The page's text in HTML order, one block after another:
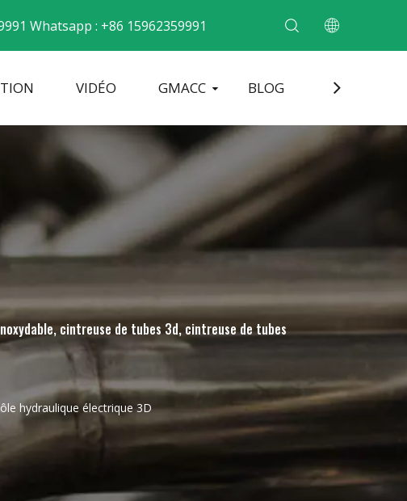
Whatsapp : +86 15962359991
VIDÉO GMACC BLOG CONTACT
cintreuse de tubes 3d, cintreuse de tubes
hydraulique électrique 3D